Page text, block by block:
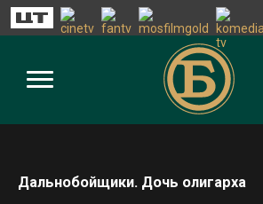
Дальнобойщики. Дочь олигарха